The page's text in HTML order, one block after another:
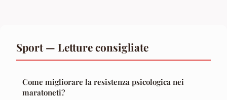
Sport — Letture consigliate
Come migliorare la resistenza psicologica nei
maratoneti?